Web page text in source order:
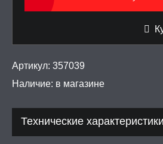
ФЕРОМОНЫ
Артикул: 357039
Наличие: в магазине
Технические характеристики